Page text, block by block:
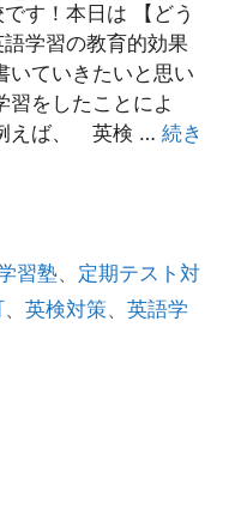
す！本日は 【どう
学習の教育的効果
ていきたいと思い
習をしたことによ
えば、 英検 … 続き
習塾、 定期テスト対
、 英検対策、 英語学